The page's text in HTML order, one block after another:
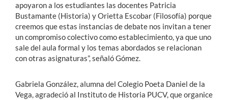
apoyaron a los estudiantes las docentes Patricia
Bustamante (Historia) y Orietta Escobar (Filosofía) porque
creemos que estas instancias de debate nos invitan a tener
un compromiso colectivo como establecimiento, ya que uno
sale del aula formal y los temas abordados se relacionan
con otras asignaturas”, señaló Gómez.
Gabriela González, alumna del Colegio Poeta Daniel de la
Vega, agradeció al Instituto de Historia PUCV, que organice